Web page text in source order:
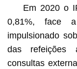
Em 2020 o
0,81%, face
impulsionado
das refeições
consultas